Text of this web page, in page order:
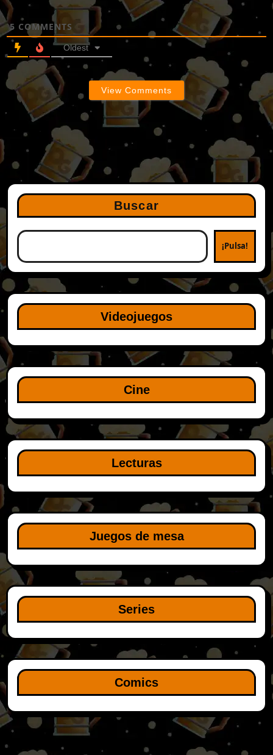
5 COMMENTS
Oldest
View Comments
Buscar
¡Pulsa!
Videojuegos
Cine
Lecturas
Juegos de mesa
Series
Comics